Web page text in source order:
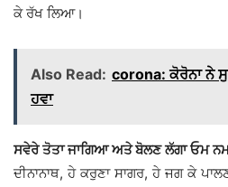
ਕੇ ਰੱਖ ਲਿਆ।
Also Read: corona: ਕੋਰੋਨਾ ਨੇ
ਹਵਾ
ਸਵੇਰੇ ਤੋਤਾ ਜਾਗਿਆ ਅਤੇ ਬੋਲਣ ਲੱਗਾ ਓਮ
ਦੀਨਾਨਾਥ, ਹੇ ਕਰੁਣਾ ਸਾਗਰ, ਹੇ ਜਗ ਕੇ